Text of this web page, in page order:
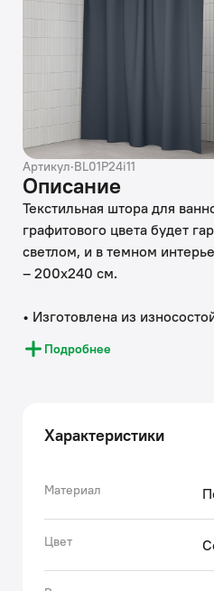
Артикул·BL01P24i11
Описание
Текстильная штора для
графитового цвета будет
светлом, и в темном
– 200х240 см.
• Изготовлена из
водоотталкивающей
ткань вода не впитывается,
пластика.
• По верхнему краю
• Штора имеет
• Легко ухаживать: шторку
можно стирать в
режиме и гладить утюгом
Подробнее
Характеристики
Материал
Цвет